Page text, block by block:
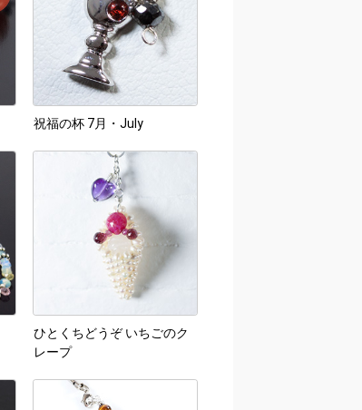
祝福の杯 7月・July
ひとくちどうぞ いちごのク
レープ